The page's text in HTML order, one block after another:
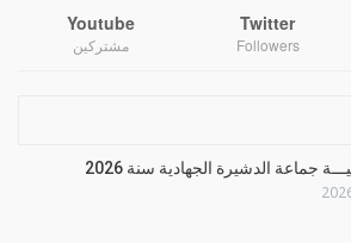
Twitter
Followers
Youtube
مشتركين
جماعة الدشيرة الجهادية سنة 2026